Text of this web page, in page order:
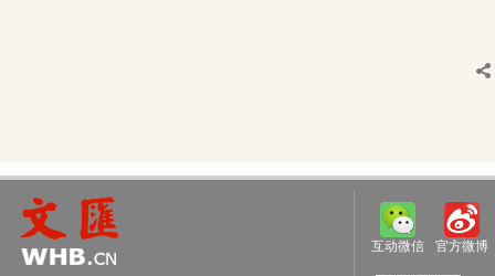
互动微信 官方微博